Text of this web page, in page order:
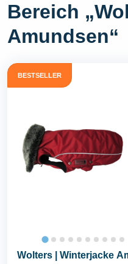
Bereich
Amundsen“
BESTSELLER
Wolters | Winterjacke